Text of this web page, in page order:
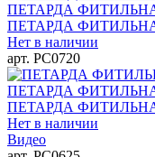
ПЕТАРДА
ПЕТАРДА
Нет в наличии
арт. РС0720
ПЕТАРДА
ПЕТАРДА
Нет в наличии
Видео